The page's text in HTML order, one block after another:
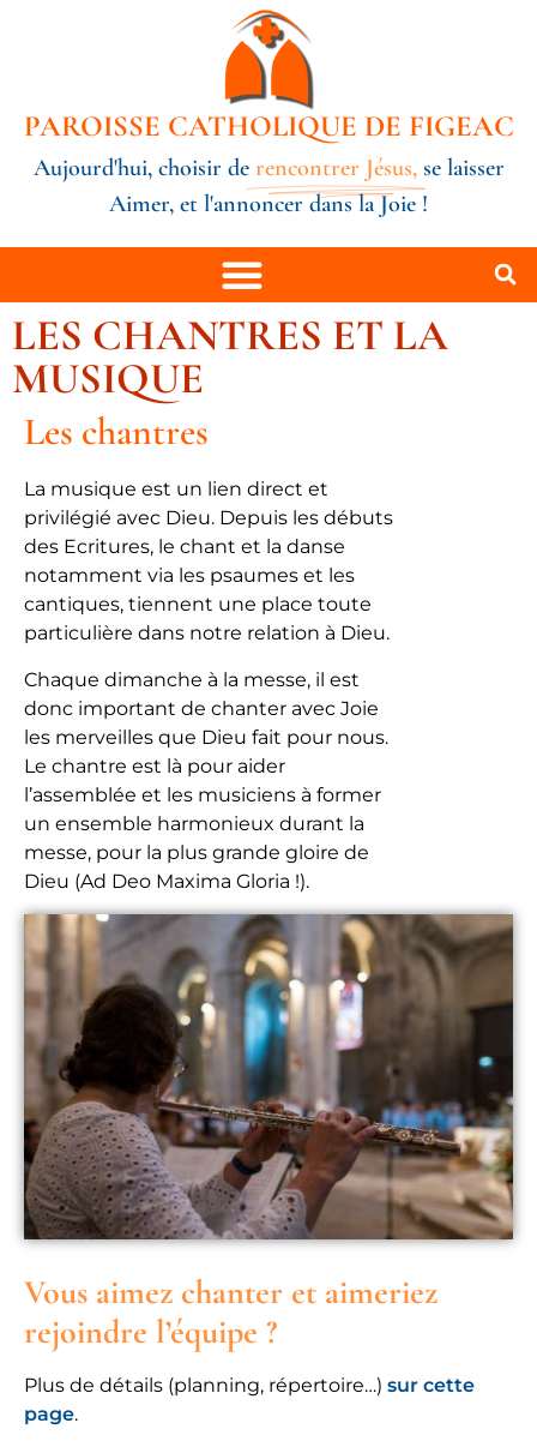
PAROISSE CATHOLIQUE DE FIGEAC
Aujourd'hui, choisir de rencontrer Jésus, se laisser
Aimer, et l'annoncer dans la Joie !
LES CHANTRES ET LA
MUSIQUE
Les chantres
La musique est un lien direct et
privilégié avec Dieu. Depuis les débuts
des Ecritures, le chant et la danse
notamment via les psaumes et les
cantiques, tiennent une place toute
particulière dans notre relation à Dieu.
Chaque dimanche à la messe, il est
donc important de chanter avec Joie
les merveilles que Dieu fait pour nous.
Le chantre est là pour aider
l’assemblée et les musiciens à former
un ensemble harmonieux durant la
messe, pour la plus grande gloire de
Dieu (Ad Deo Maxima Gloria !).
Vous aimez chanter et aimeriez
rejoindre l’équipe ?
Plus de détails (planning, répertoire…) sur cette
page.